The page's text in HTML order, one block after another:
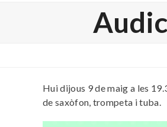
Hui dijous 9 de maig a les
de saxòfon, trompeta i tuba.